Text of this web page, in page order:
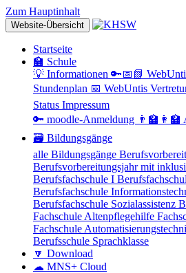
Zum Hauptinhalt
Website-Übersicht
Startseite
🏫 Schule
💡 Informationen 🔑📅📗
Stundenplan 📅 WebUntis
Status Impressum
🔑 moodle-Anmeldung 👨‍🏫👩‍🏫
🗃 Bildungsgänge
alle Bildungsgänge
Berufsvorbereitungsjahr mit
Berufsfachschule I
Berufsfachschule
Berufsfachschule Sozialassistenz
Fachschule Altenpflegehilfe
Fachschule
Berufsschule Sprachklasse
🔽 Download
☁ MNS+ Cloud